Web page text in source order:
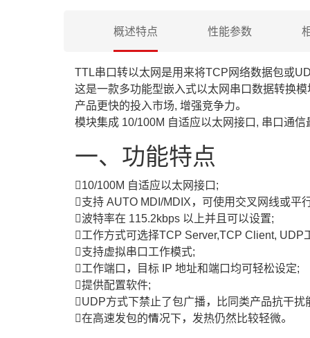
概述特点 性能参数
TTL串口转以太网是用来将TCP网络数据包或
这是一款多功能型嵌入式以太网串口数据转换
产品更快的投入市场, 增强竞争力。
模块集成 10/100M 自适应以太网接口, 串口通
一、功能特点
10/100M 自适应以太网接口;
支持 AUTO MDI/MDIX，可使用交叉网线或平
波特率在 115.2kbps 以上并且可以设置;
工作方式可选择TCP Server,TCP Client, UDP
支持虚拟串口工作模式;
工作端口，目标 IP 地址和端口均可轻松设定;
提供配置软件;
UDP方式下禁止了包广播，比同类产品抗干扰
在高速发包的情况下，发热仍然比较轻微。